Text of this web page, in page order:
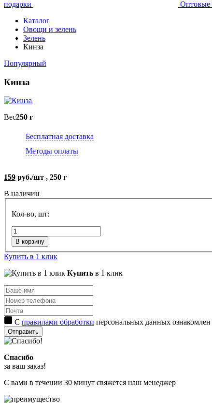
подарки
Оптовые
Каталог
Овощи и зелень
Зелень
Кинза
Популярный
Кинза
Вес250 г
Бесплатная доставка
Методы оплаты
159 руб./шт , 250 г
В наличии
Кол-во, шт:
В корзину
Купить в 1 клик
Купить в 1 клик
С правилами обработки персональных данных ознакомлен
Отправить
Спасибо
за ваш заказ!
С вами в течении 30 минут свяжется наш менеджер